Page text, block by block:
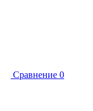
Сравнение 0